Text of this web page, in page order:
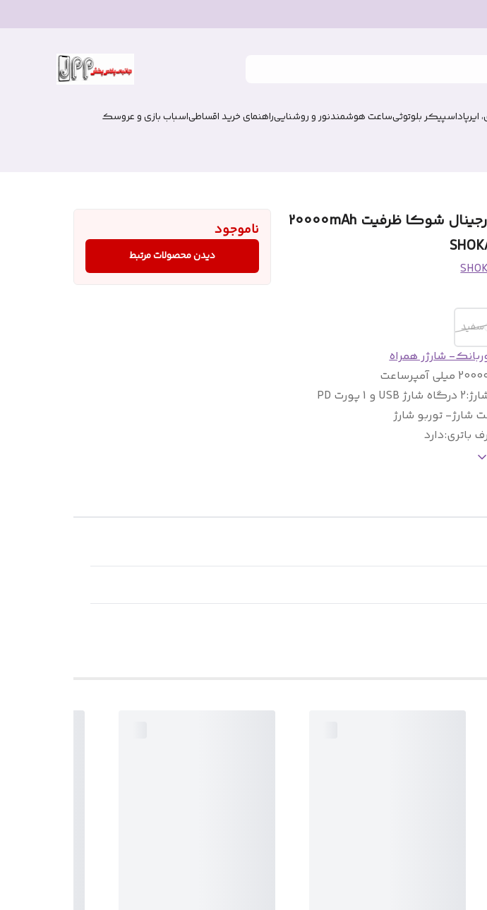
اسپیکر بلوتوثیساعت هوشمندنور و روشناییراهنمای خرید اقساطیاسباب بازی و عروسک
پاوربانک اورجینال شوکا ظرفیت 20000mAh
سفید
شارژر همراه
میلی آمپرساعت
:2 درگاه شارژ USB و 1 پورت PD
شارژ- توربو شارژ
باتری:دارد
سی و آیفون
ناموجود
دیدن محصولات مرتبط